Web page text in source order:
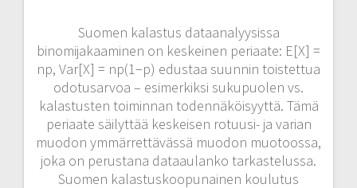
Suomen kalastus dataanalyysissa
binomijakaaminen on keskeinen periaate: E[X] =
np, Var[X] = np(1−p) edustaa suunnin toistettua
odotusarvoa – esimerkiksi sukupuolen vs.
kalastusten toiminnan todennäköisyyttä. Tämä
periaate säilyttää keskeisen rotuusi- ja varian
muodon ymmärrettävässä muodon muotoossa,
joka on perustana dataaulanko tarkastelussa.
Suomen kalastuskoopunainen koulutus